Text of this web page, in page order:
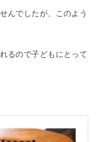
んでしたが、このよう
るので子どもにとって